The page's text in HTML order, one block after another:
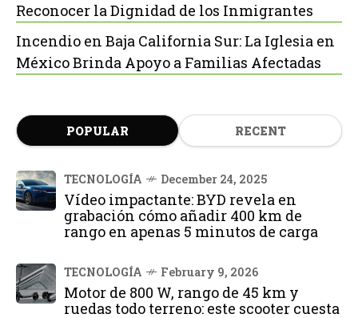
Reconocer la Dignidad de los Inmigrantes
Incendio en Baja California Sur: La Iglesia en
México Brinda Apoyo a Familias Afectadas
POPULAR RECENT
TECNOLOGÍA December 24, 2025
Vídeo impactante: BYD revela en
grabación cómo añadir 400 km de
rango en apenas 5 minutos de carga
TECNOLOGÍA February 9, 2026
Motor de 800 W, rango de 45 km y
ruedas todo terreno: este scooter cuesta